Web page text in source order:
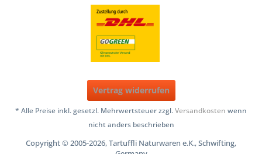
Vertrag widerrufen
* Alle Preise inkl. gesetzl. Mehrwertsteuer zzgl.Versandkosten wenn
nicht anders beschrieben
Copyright © 2005-2026, Tartuffli Naturwaren e.K., Schwifting,